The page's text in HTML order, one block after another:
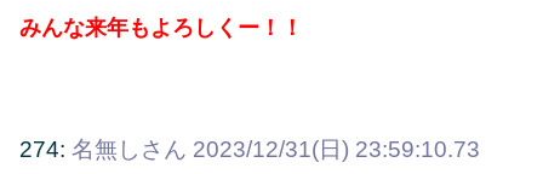
みんな来年もよろしくー！！
274: 名無しさん 2023/12/31(日) 23:59:10.73